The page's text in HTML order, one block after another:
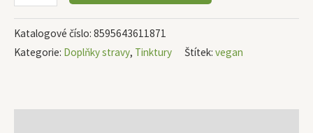
Katalogové číslo: 8595643611871
Kategorie: Doplňky stravy, Tinktury Štítek: vegan